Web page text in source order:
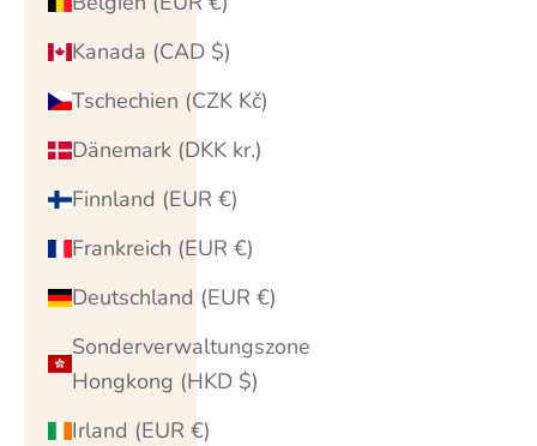
Kanada (CAD $)
Tschechien (CZK Kč)
Dänemark (DKK kr.)
Finnland (EUR €)
Frankreich (EUR €)
Deutschland (EUR €)
Sonderverwaltungszone
Hongkong (HKD $)
Irland (EUR €)